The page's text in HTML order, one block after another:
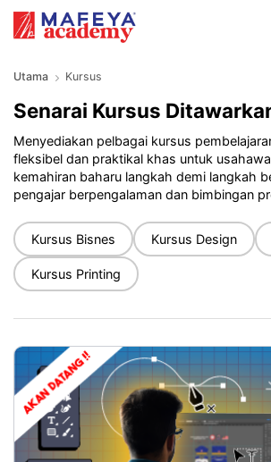
Utama Kursus
Senarai Kursus
Menyediakan pelbagai kursus
fleksibel dan praktikal khas untuk
kemahiran baharu langkah demi langkah
pengajar berpengalaman dan bimbingan
Kursus Bisnes Kursus Design
Kursus Printing